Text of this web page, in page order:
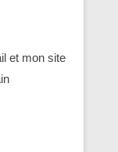
et mon site